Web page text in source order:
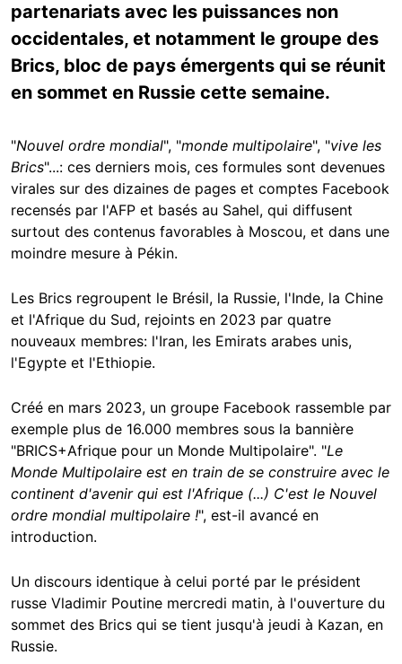
partenariats avec les puissances non
occidentales, et notamment le groupe des
Brics, bloc de pays émergents qui se réunit
en sommet en Russie cette semaine.
"Nouvel ordre mondial", "monde multipolaire", "vive les
Brics"...: ces derniers mois, ces formules sont devenues
virales sur des dizaines de pages et comptes Facebook
recensés par l'AFP et basés au Sahel, qui diffusent
surtout des contenus favorables à Moscou, et dans une
moindre mesure à Pékin.
Les Brics regroupent le Brésil, la Russie, l'Inde, la Chine
et l'Afrique du Sud, rejoints en 2023 par quatre
nouveaux membres: l'Iran, les Emirats arabes unis,
l'Egypte et l'Ethiopie.
Créé en mars 2023, un groupe Facebook rassemble par
exemple plus de 16.000 membres sous la bannière
"BRICS+Afrique pour un Monde Multipolaire". "Le
Monde Multipolaire est en train de se construire avec le
continent d'avenir qui est l'Afrique (...) C'est le Nouvel
ordre mondial multipolaire !", est-il avancé en
introduction.
Un discours identique à celui porté par le président
russe Vladimir Poutine mercredi matin, à l'ouverture du
sommet des Brics qui se tient jusqu'à jeudi à Kazan, en
Russie.